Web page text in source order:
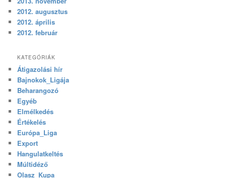
2012. augusztus
2012. április
2012. február
KATEGÓRIÁK
Átigazolási hír
Bajnokok_Ligája
Beharangozó
Egyéb
Elmélkedés
Értékelés
Európa_Liga
Export
Hangulatkeltés
Múltidéző
Olasz_Kupa